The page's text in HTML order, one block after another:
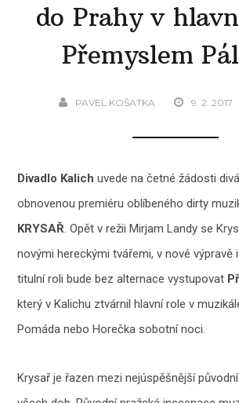
do Prahy v
Přemyslem
PAVEL KOŠATKA 9. 2. 2017
Divadlo Kalich uvede na četné žádosti
obnovenou premiéru oblíbeného dirty
KRYSAŘ. Opět v režii Mirjam Landy se
novými hereckými tvářemi, v nové výpravě
titulní roli bude bez alternace vystupovat
který v Kalichu ztvárnil hlavní role v
Pomáda nebo Horečka sobotní noci.
Krysař je řazen mezi nejúspěšnější